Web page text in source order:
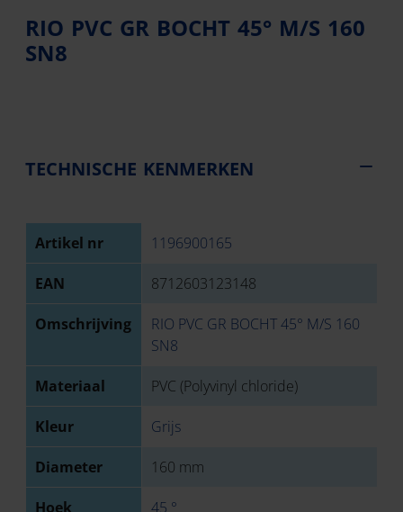
RIO PVC GR BOCHT 45° M/S 160
SN8
TECHNISCHE KENMERKEN
Artikel nr 1196900165
EAN 8712603123148
Omschrijving
RIO PVC GR BOCHT 45° M/S 160
SN8
Materiaal PVC (Polyvinyl chloride)
Kleur Grijs
Diameter 160 mm
Hoek 45 °